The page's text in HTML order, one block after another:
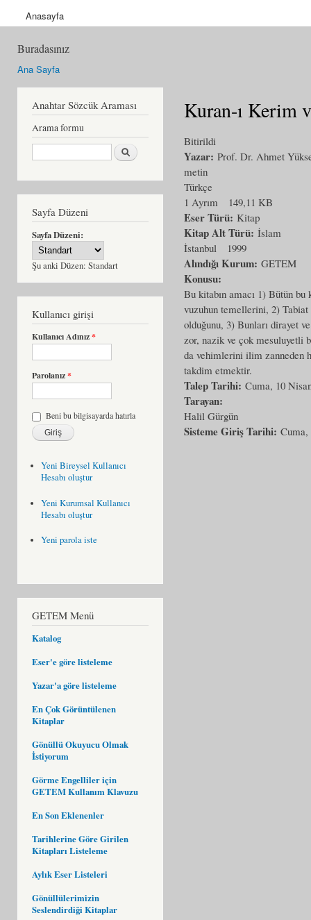
Anasayfa
Buradasınız
Ana Sayfa
Anahtar Sözcük Araması
Arama formu
Ara
Sayfa Düzeni
Sayfa Düzeni:
Şu anki Düzen: Standart
Kullanıcı girişi
Kullanıcı Adınız*
Parolanız*
Beni bu bilgisayarda hatırla
Yeni Bireysel Kullanıcı
Hesabı oluştur
Yeni Kurumsal Kullanıcı
Hesabı oluştur
Yeni parola iste
GETEM Menü
Katalog
Eser'e göre listeleme
Yazar'a göre listeleme
En Çok Görüntülenen
Kitaplar
Gönüllü Okuyucu Olmak
İstiyorum
Görme Engelliler için
GETEM Kullanım Klavuzu
En Son Eklenenler
Tarihlerine Göre Girilen
Kitapları Listeleme
Aylık Eser Listeleri
Gönüllülerimizin
Seslendirdiği Kitaplar
Kuran-ı Kerim
Bitirildi
Yazar: Prof. Dr. Ahmet
metin
Türkçe
1 Ayrım
149,11 KB
Eser Türü: Kitap
Kitap Alt Türü: İslam
İstanbul
1999
Alındığı Kurum: GETEM
Konusu:
Bu kitabın amacı 1) Bütün
vuzuhun temellerini, 2) Tabiat
olduğunu, 3) Bunları dirayet
zor, nazik ve çok mesuluyetli
da vehimlerini ilim zanneden
takdim etmektir.
Talep Tarihi: Cuma, 10
Tarayan:
Halil Gürgün
Sisteme Giriş Tarihi: Cuma,